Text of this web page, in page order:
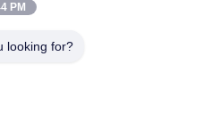
Tenedor de la
PM
looking for?